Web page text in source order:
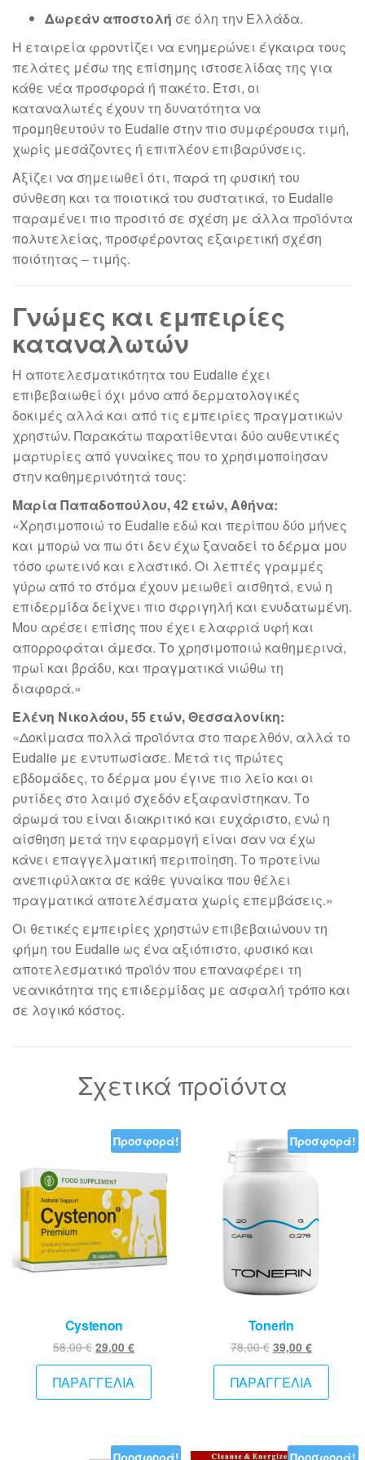
Δωρεάν αποστολή σε όλη την Ελλάδα.
Η εταιρεία φροντίζει να ενημερώνει έγκαιρα τους
πελάτες μέσω της επίσημης ιστοσελίδας της για
κάθε νέα προσφορά ή πακέτο. Έτσι, οι
καταναλωτές έχουν τη δυνατότητα να
προμηθευτούν το Eudalie στην πιο συμφέρουσα τιμή,
χωρίς μεσάζοντες ή επιπλέον επιβαρύνσεις.
Αξίζει να σημειωθεί ότι, παρά τη φυσική του
σύνθεση και τα ποιοτικά του συστατικά, το Eudalie
παραμένει πιο προσιτό σε σχέση με άλλα προϊόντα
πολυτελείας, προσφέροντας εξαιρετική σχέση
ποιότητας – τιμής.
Γνώμες και εμπειρίες
καταναλωτών
Η αποτελεσματικότητα του Eudalie έχει
επιβεβαιωθεί όχι μόνο από δερματολογικές
δοκιμές αλλά και από τις εμπειρίες πραγματικών
χρηστών. Παρακάτω παρατίθενται δύο αυθεντικές
μαρτυρίες από γυναίκες που το χρησιμοποίησαν
στην καθημερινότητά τους:
Μαρία Παπαδοπούλου, 42 ετών, Αθήνα:
«Χρησιμοποιώ το Eudalie εδώ και περίπου δύο μήνες
και μπορώ να πω ότι δεν έχω ξαναδεί το δέρμα μου
τόσο φωτεινό και ελαστικό. Οι λεπτές γραμμές
γύρω από το στόμα έχουν μειωθεί αισθητά, ενώ η
επιδερμίδα δείχνει πιο σφριγηλή και ενυδατωμένη.
Μου αρέσει επίσης που έχει ελαφριά υφή και
απορροφάται άμεσα. Το χρησιμοποιώ καθημερινά,
πρωί και βράδυ, και πραγματικά νιώθω τη
διαφορά.»
Ελένη Νικολάου, 55 ετών, Θεσσαλονίκη:
«Δοκίμασα πολλά προϊόντα στο παρελθόν, αλλά το
Eudalie με εντυπωσίασε. Μετά τις πρώτες
εβδομάδες, το δέρμα μου έγινε πιο λείο και οι
ρυτίδες στο λαιμό σχεδόν εξαφανίστηκαν. Το
άρωμά του είναι διακριτικό και ευχάριστο, ενώ η
αίσθηση μετά την εφαρμογή είναι σαν να έχω
κάνει επαγγελματική περιποίηση. Το προτείνω
ανεπιφύλακτα σε κάθε γυναίκα που θέλει
πραγματικά αποτελέσματα χωρίς επεμβάσεις.»
Οι θετικές εμπειρίες χρηστών επιβεβαιώνουν τη
φήμη του Eudalie ως ένα αξιόπιστο, φυσικό και
αποτελεσματικό προϊόν που επαναφέρει τη
νεανικότητα της επιδερμίδας με ασφαλή τρόπο και
σε λογικό κόστος.
Σχετικά προϊόντα
Προσφορά!
Cystenon
58,00€Original
price
was:
58,00 €.
29,00€Η
τρέχουσα
είναι:
ΠΑΡΑΓΓΕΛΙΑ
Προσφορά!
Tonerin
78,00€ Original
price
was:
78,00 €.
39,00 €Η
είναι:
ΠΑΡΑΓΓΕΛΙΑ